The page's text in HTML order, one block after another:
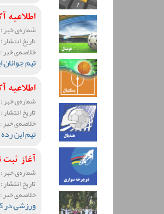
اطلاعیه
شماره‌ی خبر :
تاریخ انتشار :
خلاصه‌ی
تیم
اطلاعیه
شماره‌ی خبر :
تاریخ انتشار :
خلاصه‌ی
تیم این
آغاز
شماره‌ی خبر :
تاریخ انتشار :
خلاصه‌ی
ورزشی در